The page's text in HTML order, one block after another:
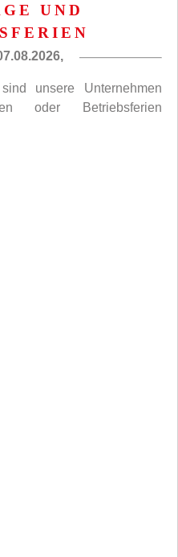
UND
unsere Unternehmen
oder Betriebsferien